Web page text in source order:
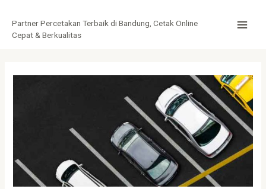
konten
Partner Percetakan Terbaik di Bandung, Cetak Online
Cepat & Berkualitas
navigation